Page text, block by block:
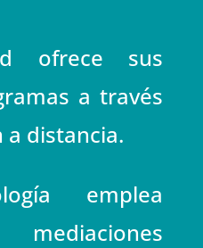
ofrece sus
a través
distancia.
emplea